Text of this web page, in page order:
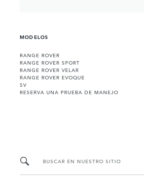
MODELOS
RANGE ROVER
RANGE ROVER SPORT
RANGE ROVER VELAR
RANGE ROVER EVOQUE
SV
RESERVA UNA PRUEBA DE MANEJO
BUSCAR EN NUESTRO SITIO